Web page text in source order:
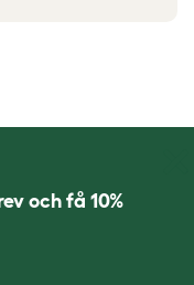
och få 10%